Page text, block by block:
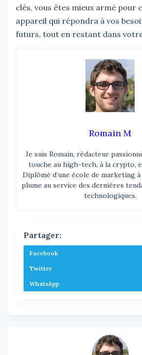
clés, vous êtes mieux armé pour
appareil qui répondra à vos
futurs, tout en restant dans
Romain M
Je suis Romain, rédacteur
touche au high-tech, à la crypto,
Diplômé d’une école de marketing
plume au service des dernières
technologiques.
Partager:
Facebook
Twitter
WhatsApp